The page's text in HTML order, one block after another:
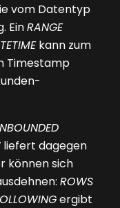
vom Datentyp
EinRANGE
kann zum
Timestamp
liefert dagegen
können sich
ROWS
ergibt